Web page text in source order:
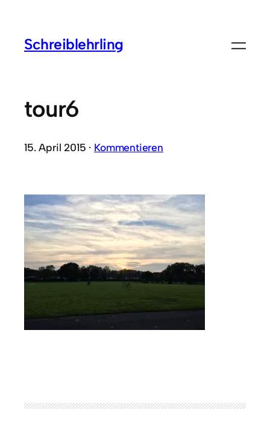
Schreiblehrling
tour6
15. April 2015 · Kommentieren